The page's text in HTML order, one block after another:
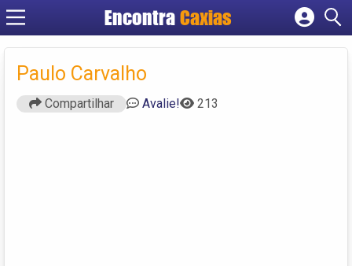
EncontraCaxias
Cadastrar empresa
Paulo Carvalho
Compartilhar Avalie! 213